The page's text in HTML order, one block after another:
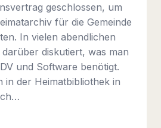
geschlossen, um
für die Gemeinde
In vielen abendlichen
diskutiert, was man
und Software benötigt.
in der Heimatbibliothek in